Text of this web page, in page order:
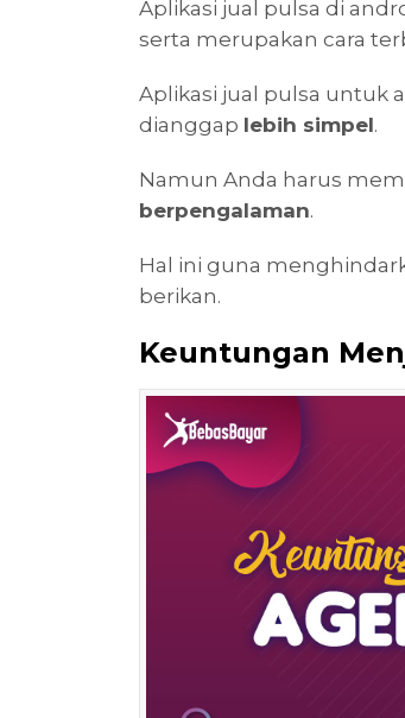
Aplikasi jual pulsa di
serta merupakan cara
Aplikasi jual pulsa untuk
dianggap lebih simpel.
Namun Anda harus
berpengalaman.
Hal ini guna
berikan.
Keuntungan